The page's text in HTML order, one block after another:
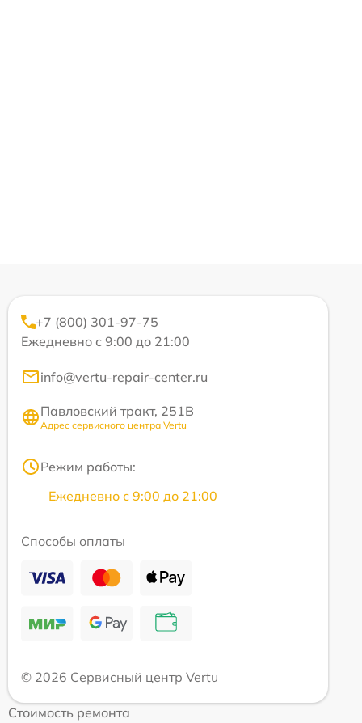
+7 (800) 301-97-75
Ежедневно с 9:00 до 21:00
info@vertu-repair-center.ru
Павловский тракт, 251В
Адрес сервисного центра Vertu
Режим работы:
Ежедневно с 9:00 до 21:00
Способы оплаты
© 2026 Сервисный центр Vertu
Стоимость ремонта